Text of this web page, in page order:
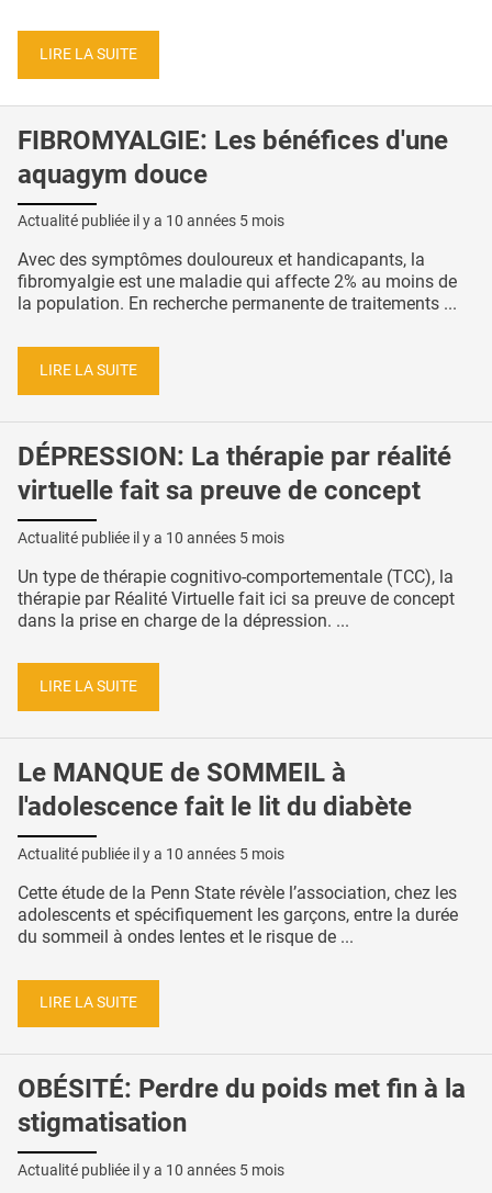
LIRE LA SUITE
FIBROMYALGIE: Les bénéfices d'une
aquagym douce
Actualité publiée il y a 10 années 5 mois
Avec des symptômes douloureux et handicapants, la
fibromyalgie est une maladie qui affecte 2% au moins de
la population. En recherche permanente de traitements ...
LIRE LA SUITE
DÉPRESSION: La thérapie par réalité
virtuelle fait sa preuve de concept
Actualité publiée il y a 10 années 5 mois
Un type de thérapie cognitivo-comportementale (TCC), la
thérapie par Réalité Virtuelle fait ici sa preuve de concept
dans la prise en charge de la dépression. ...
LIRE LA SUITE
Le MANQUE de SOMMEIL à
l'adolescence fait le lit du diabète
Actualité publiée il y a 10 années 5 mois
Cette étude de la Penn State révèle l’association, chez les
adolescents et spécifiquement les garçons, entre la durée
du sommeil à ondes lentes et le risque de ...
LIRE LA SUITE
OBÉSITÉ: Perdre du poids met fin à la
stigmatisation
Actualité publiée il y a 10 années 5 mois